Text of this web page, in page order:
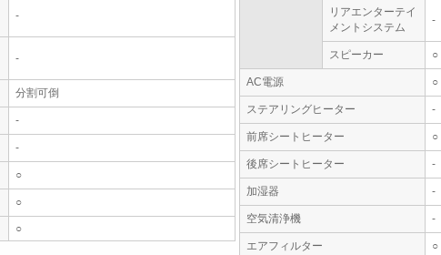
-
-
分割可倒
-
-
○
○
○
リアエンターテイ
メントシステム
-
スピーカー ○
AC電源 ○
ステアリングヒーター -
前席シートヒーター ○
後席シートヒーター -
加湿器 -
空気清浄機 -
エアフィルター ○